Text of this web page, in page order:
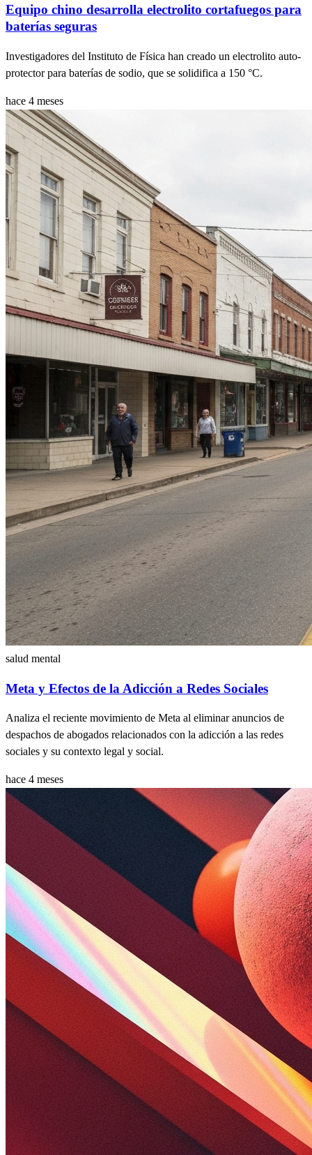
Equipo chino desarrolla electrolito cortafuegos para
baterías seguras
Investigadores del Instituto de Física han creado un electrolito auto-
protector para baterías de sodio, que se solidifica a 150 °C.
hace 4 meses
salud mental
Meta y Efectos de la Adicción a Redes Sociales
Analiza el reciente movimiento de Meta al eliminar anuncios de
despachos de abogados relacionados con la adicción a las redes
sociales y su contexto legal y social.
hace 4 meses